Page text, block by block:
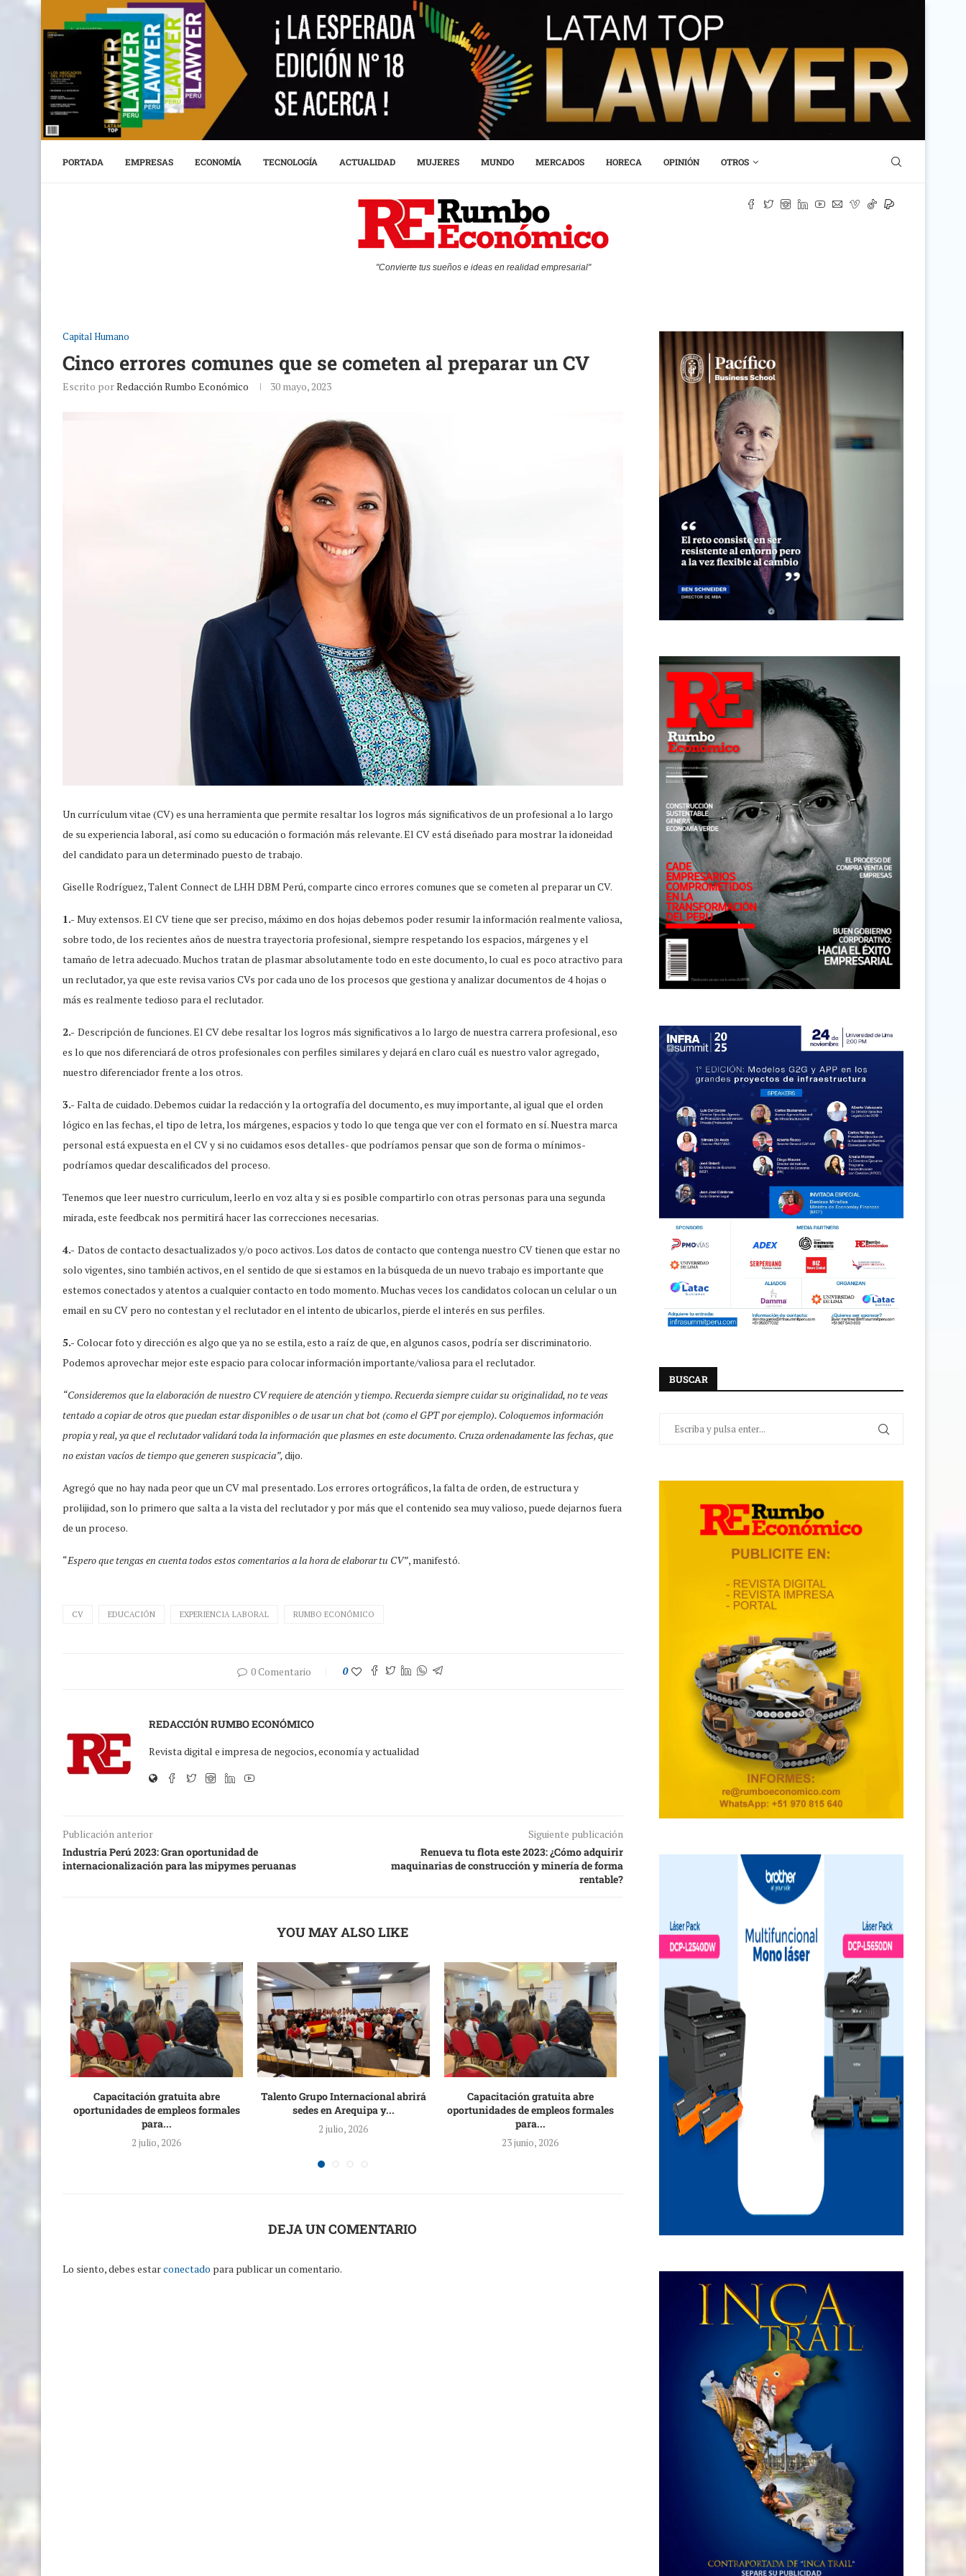
PORTADA EMPRESAS ECONOMÍA TECNOLOGÍA ACTUALIDAD MUJERES MUNDO MERCADOS HORECA OPINIÓN OTROS
"Convierte tus sueños e ideas en realidad empresarial"
Capital Humano
Cinco errores comunes que se cometen al preparar un CV
Escrito porRedacción Rumbo Económico 30 mayo, 2023
Un currículum vitae (CV) es una herramienta que permite resaltar los logros más significativos de un profesional a lo largo
de su experiencia laboral, así como su educación o formación más relevante. El CV está diseñado para mostrar la idoneidad
del candidato para un determinado puesto de trabajo.
Giselle Rodríguez, Talent Connect de LHH DBM Perú, comparte cinco errores comunes que se cometen al preparar un CV.
1.- Muy extensos. El CV tiene que ser preciso, máximo en dos hojas debemos poder resumir la información realmente valiosa,
sobre todo, de los recientes años de nuestra trayectoria profesional, siempre respetando los espacios, márgenes y el
tamaño de letra adecuado. Muchos tratan de plasmar absolutamente todo en este documento, lo cual es poco atractivo para
un reclutador, ya que este revisa varios CVs por cada uno de los procesos que gestiona y analizar documentos de 4 hojas o
más es realmente tedioso para el reclutador.
2.- Descripción de funciones. El CV debe resaltar los logros más significativos a lo largo de nuestra carrera profesional, eso
es lo que nos diferenciará de otros profesionales con perfiles similares y dejará en claro cuál es nuestro valor agregado,
nuestro diferenciador frente a los otros.
3.- Falta de cuidado. Debemos cuidar la redacción y la ortografía del documento, es muy importante, al igual que el orden
lógico en las fechas, el tipo de letra, los márgenes, espacios y todo lo que tenga que ver con el formato en sí. Nuestra marca
personal está expuesta en el CV y si no cuidamos esos detalles- que podríamos pensar que son de forma o mínimos-
podríamos quedar descalificados del proceso.
Tenemos que leer nuestro curriculum, leerlo en voz alta y si es posible compartirlo con otras personas para una segunda
mirada, este feedbcak nos permitirá hacer las correcciones necesarias.
4.- Datos de contacto desactualizados y/o poco activos. Los datos de contacto que contenga nuestro CV tienen que estar no
solo vigentes, sino también activos, en el sentido de que si estamos en la búsqueda de un nuevo trabajo es importante que
estemos conectados y atentos a cualquier contacto en todo momento. Muchas veces los candidatos colocan un celular o un
email en su CV pero no contestan y el reclutador en el intento de ubicarlos, pierde el interés en sus perfiles.
5.- Colocar foto y dirección es algo que ya no se estila, esto a raíz de que, en algunos casos, podría ser discriminatorio.
Podemos aprovechar mejor este espacio para colocar información importante/valiosa para el reclutador.
“Consideremos que la elaboración de nuestro CV requiere de atención y tiempo. Recuerda siempre cuidar su originalidad, no te veas
tentado a copiar de otros que puedan estar disponibles o de usar un chat bot (como el GPT por ejemplo). Coloquemos información
propia y real, ya que el reclutador validará toda la información que plasmes en este documento. Cruza ordenadamente las fechas, que
no existan vacíos de tiempo que generen suspicacia”, dijo.
Agregó que no hay nada peor que un CV mal presentado. Los errores ortográficos, la falta de orden, de estructura y
prolijidad, son lo primero que salta a la vista del reclutador y por más que el contenido sea muy valioso, puede dejarnos fuera
de un proceso.
“Espero que tengas en cuenta todos estos comentarios a la hora de elaborar tu CV”, manifestó.
CV EDUCACIÓN EXPERIENCIA LABORAL RUMBO ECONÓMICO
0 Comentario 0
REDACCIÓN RUMBO ECONÓMICO
Revista digital e impresa de negocios, economía y actualidad
Publicación anterior
Industria Perú 2023: Gran oportunidad de
internacionalización para las mipymes peruanas
Siguiente publicación
Renueva tu flota este 2023: ¿Cómo adquirir
maquinarias de construcción y minería de forma
rentable?
YOU MAY ALSO LIKE
Capacitación gratuita abre
oportunidades de empleos formales
para...
2 julio, 2026
Talento Grupo Internacional abrirá
sedes en Arequipa y...
2 julio, 2026
Capacitación gratuita abre
oportunidades de empleos formales
para...
23 junio, 2026
Inflación anual se ubica en 3,9%: 8
de...
22 junio, 2026
De la cancha a las oficinas:
mayoría...
21 junio, 2026
DEJA UN COMENTARIO
Lo siento, debes estarconectado para publicar un comentario.
BUSCAR